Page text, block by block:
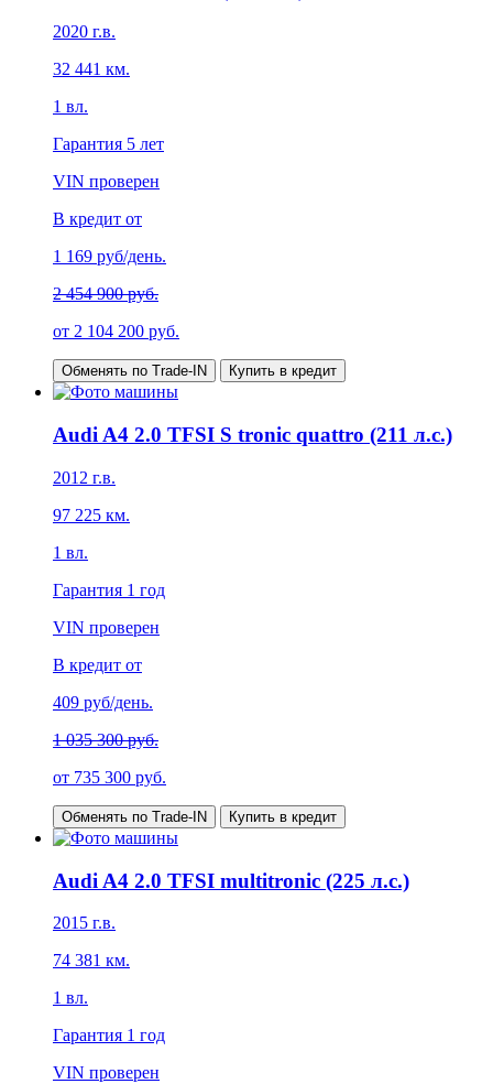
2020 г.в.
32 441 км.
1 вл.
Гарантия 5 лет
VIN проверен
В кредит от
1 169 руб/день.
2 454 900 руб.
от 2 104 200 руб.
Обменять по Trade-IN Купить в кредит
Audi A4 2.0 TFSI S tronic quattro (211 л.с.)
2012 г.в.
97 225 км.
1 вл.
Гарантия 1 год
VIN проверен
В кредит от
409 руб/день.
1 035 300 руб.
от 735 300 руб.
Обменять по Trade-IN Купить в кредит
Audi A4 2.0 TFSI multitronic (225 л.с.)
2015 г.в.
74 381 км.
1 вл.
Гарантия 1 год
VIN проверен